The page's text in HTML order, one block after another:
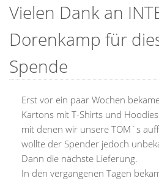
Vielen Dank an
Dorenkamp für
Spende
Erst vor ein paar Wochen
Kartons mit T-Shirts und
mit denen wir unsere TOM`s
wollte der Spender jedoch
Dann die nächste Lieferung.
In den vergangenen Tagen